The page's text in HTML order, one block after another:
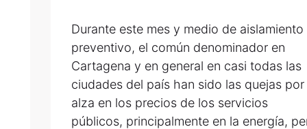
Durante este mes y medio de aislamiento
preventivo, el común denominador en
Cartagena y en general en casi todas las
ciudades del país han sido las quejas por
alza en los precios de los servicios
públicos, principalmente en la energía,